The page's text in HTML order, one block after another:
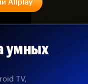
Allplay
умных
TV,